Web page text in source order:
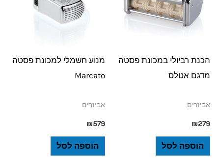
הכנת רביולי במכונת פסטה
מדגם אטלס
אביזרים
₪279
הוספה לסל
מנוע חשמלי למכונת פסטה
Marcato
אביזרים
₪579
הוספה לסל